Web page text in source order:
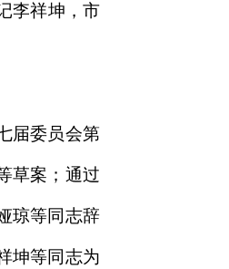
李祥坤，市
届委员会第
草案；通过
琼等同志辞
坤等同志为